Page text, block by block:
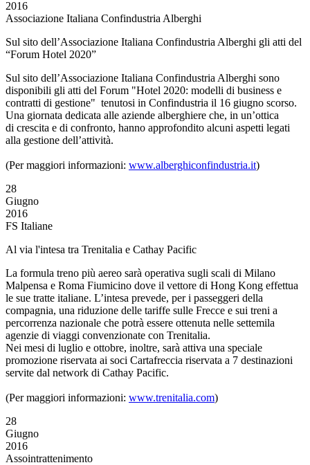
2016
Associazione Italiana Confindustria Alberghi
Sul sito dell’Associazione Italiana Confindustria Alberghi gli atti del
“Forum Hotel 2020”
Sul sito dell’Associazione Italiana Confindustria Alberghi sono
disponibili gli atti del Forum "Hotel 2020: modelli di business e
contratti di gestione" tenutosi in Confindustria il 16 giugno scorso.
Una giornata dedicata alle aziende alberghiere che, in un’ottica
di crescita e di confronto, hanno approfondito alcuni aspetti legati
alla gestione dell’attività.
(Per maggiori informazioni: www.alberghiconfindustria.it)
28
Giugno
2016
FS Italiane
Al via l'intesa tra Trenitalia e Cathay Pacific
La formula treno più aereo sarà operativa sugli scali di Milano
Malpensa e Roma Fiumicino dove il vettore di Hong Kong effettua
le sue tratte italiane. L’intesa prevede, per i passeggeri della
compagnia, una riduzione delle tariffe sulle Frecce e sui treni a
percorrenza nazionale che potrà essere ottenuta nelle settemila
agenzie di viaggi convenzionate con Trenitalia.
Nei mesi di luglio e ottobre, inoltre, sarà attiva una speciale
promozione riservata ai soci Cartafreccia riservata a 7 destinazioni
servite dal network di Cathay Pacific.
(Per maggiori informazioni: www.trenitalia.com)
28
Giugno
2016
Assointrattenimento